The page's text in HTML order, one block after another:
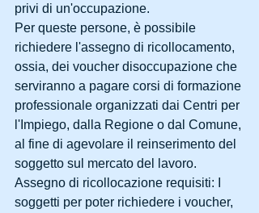
privi di un'occupazione.
Per queste persone, è possibile
richiedere l'assegno di ricollocamento,
ossia, dei voucher disoccupazione che
serviranno a pagare corsi di formazione
professionale organizzati dai Centri per
l'Impiego, dalla Regione o dal Comune,
al fine di agevolare il reinserimento del
soggetto sul mercato del lavoro.
Assegno di ricollocazione requisiti: I
soggetti per poter richiedere i voucher,